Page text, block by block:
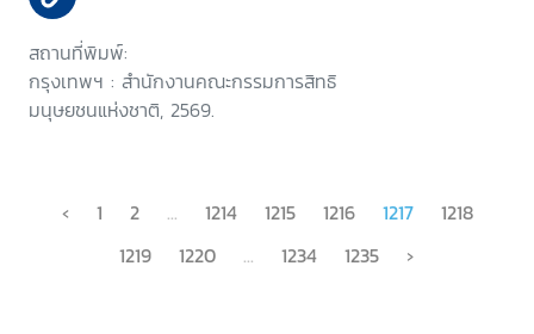
สถานที่พิมพ์:
กรุงเทพฯ : สำนักงานคณะกรรมการสิทธิ
มนุษยชนแห่งชาติ, 2569.
‹ 1 2 ... 1214 1215 1216 1217
1218
1219
1220 ... 1234 1235 ›